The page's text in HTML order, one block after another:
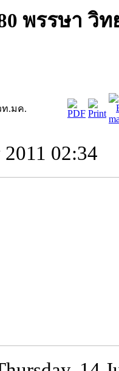
พรรษา วิ
ท.มค.
02:34